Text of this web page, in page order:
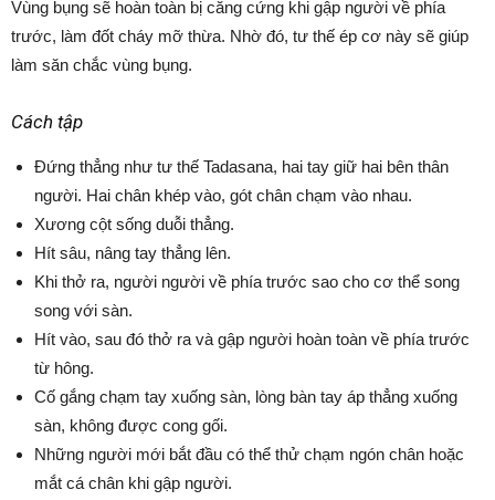
Vùng bụng sẽ hoàn toàn bị căng cứng khi gập người về phía
trước, làm đốt cháy mỡ thừa. Nhờ đó, tư thế ép cơ này sẽ giúp
làm săn chắc vùng bụng.
Cách tập
Đứng thẳng như tư thế Tadasana, hai tay giữ hai bên thân
người. Hai chân khép vào, gót chân chạm vào nhau.
Xương cột sống duỗi thẳng.
Hít sâu, nâng tay thẳng lên.
Khi thở ra, người người về phía trước sao cho cơ thể song
song với sàn.
Hít vào, sau đó thở ra và gập người hoàn toàn về phía trước
từ hông.
Cố gắng chạm tay xuống sàn, lòng bàn tay áp thẳng xuống
sàn, không được cong gối.
Những người mới bắt đầu có thể thử chạm ngón chân hoặc
mắt cá chân khi gập người.